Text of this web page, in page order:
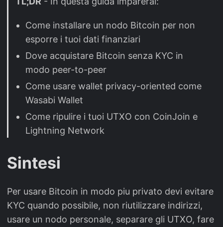
Come installare un nodo Bitcoin per non
esporre i tuoi dati finanziari
Dove acquistare Bitcoin senza KYC in
modo peer-to-peer
Come usare wallet privacy-oriented come
Wasabi Wallet
Come ripulire i tuoi UTXO con CoinJoin e
Lightning Network
Sintesi
Per usare Bitcoin in modo piu privato devi evitare
KYC quando possibile, non riutilizzare indirizzi,
usare un nodo personale, separare gli UTXO, fare